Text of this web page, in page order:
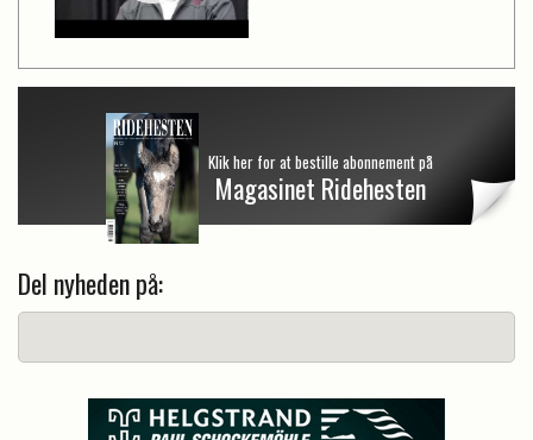
Klik her for at bestille abonnement på
Magasinet Ridehesten
Del nyheden på: